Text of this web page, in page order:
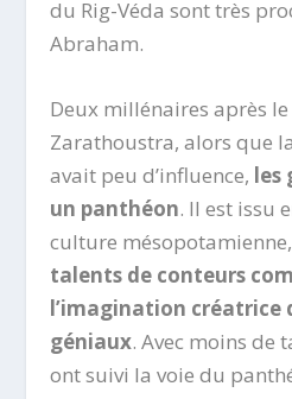
du Rig-Véda sont très
Abraham.
Deux millénaires après
Zarathoustra, alors que
avait peu d’influence, les
un panthéon. Il est issu
culture
talents de conteurs
l’imagination créatrice
géniaux. Avec moins de
ont suivi la voie du